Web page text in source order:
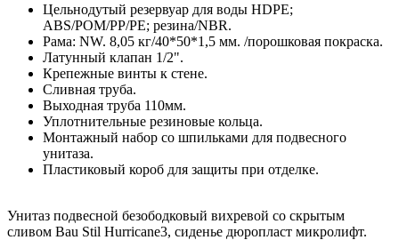
Цельнодутый резервуар для воды HDPE;
ABS/POM/PP/PE; резина/NBR.
Рама: NW. 8,05 кг/40*50*1,5 мм. /порошковая покраска.
Латунный клапан 1/2".
Крепежные винты к стене.
Сливная труба.
Выходная труба 110мм.
Уплотнительные резиновые кольца.
Монтажный набор со шпильками для подвесного
унитаза.
Пластиковый короб для защиты при отделке.
Унитаз подвесной безободковый вихревой со скрытым
сливом Bau Stil Hurricane3, сиденье дюропласт микролифт.